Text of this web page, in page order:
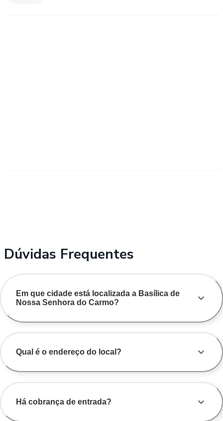
Dúvidas Frequentes
Em que cidade está localizada a Basílica de
Nossa Senhora do Carmo?
Qual é o endereço do local?
Há cobrança de entrada?